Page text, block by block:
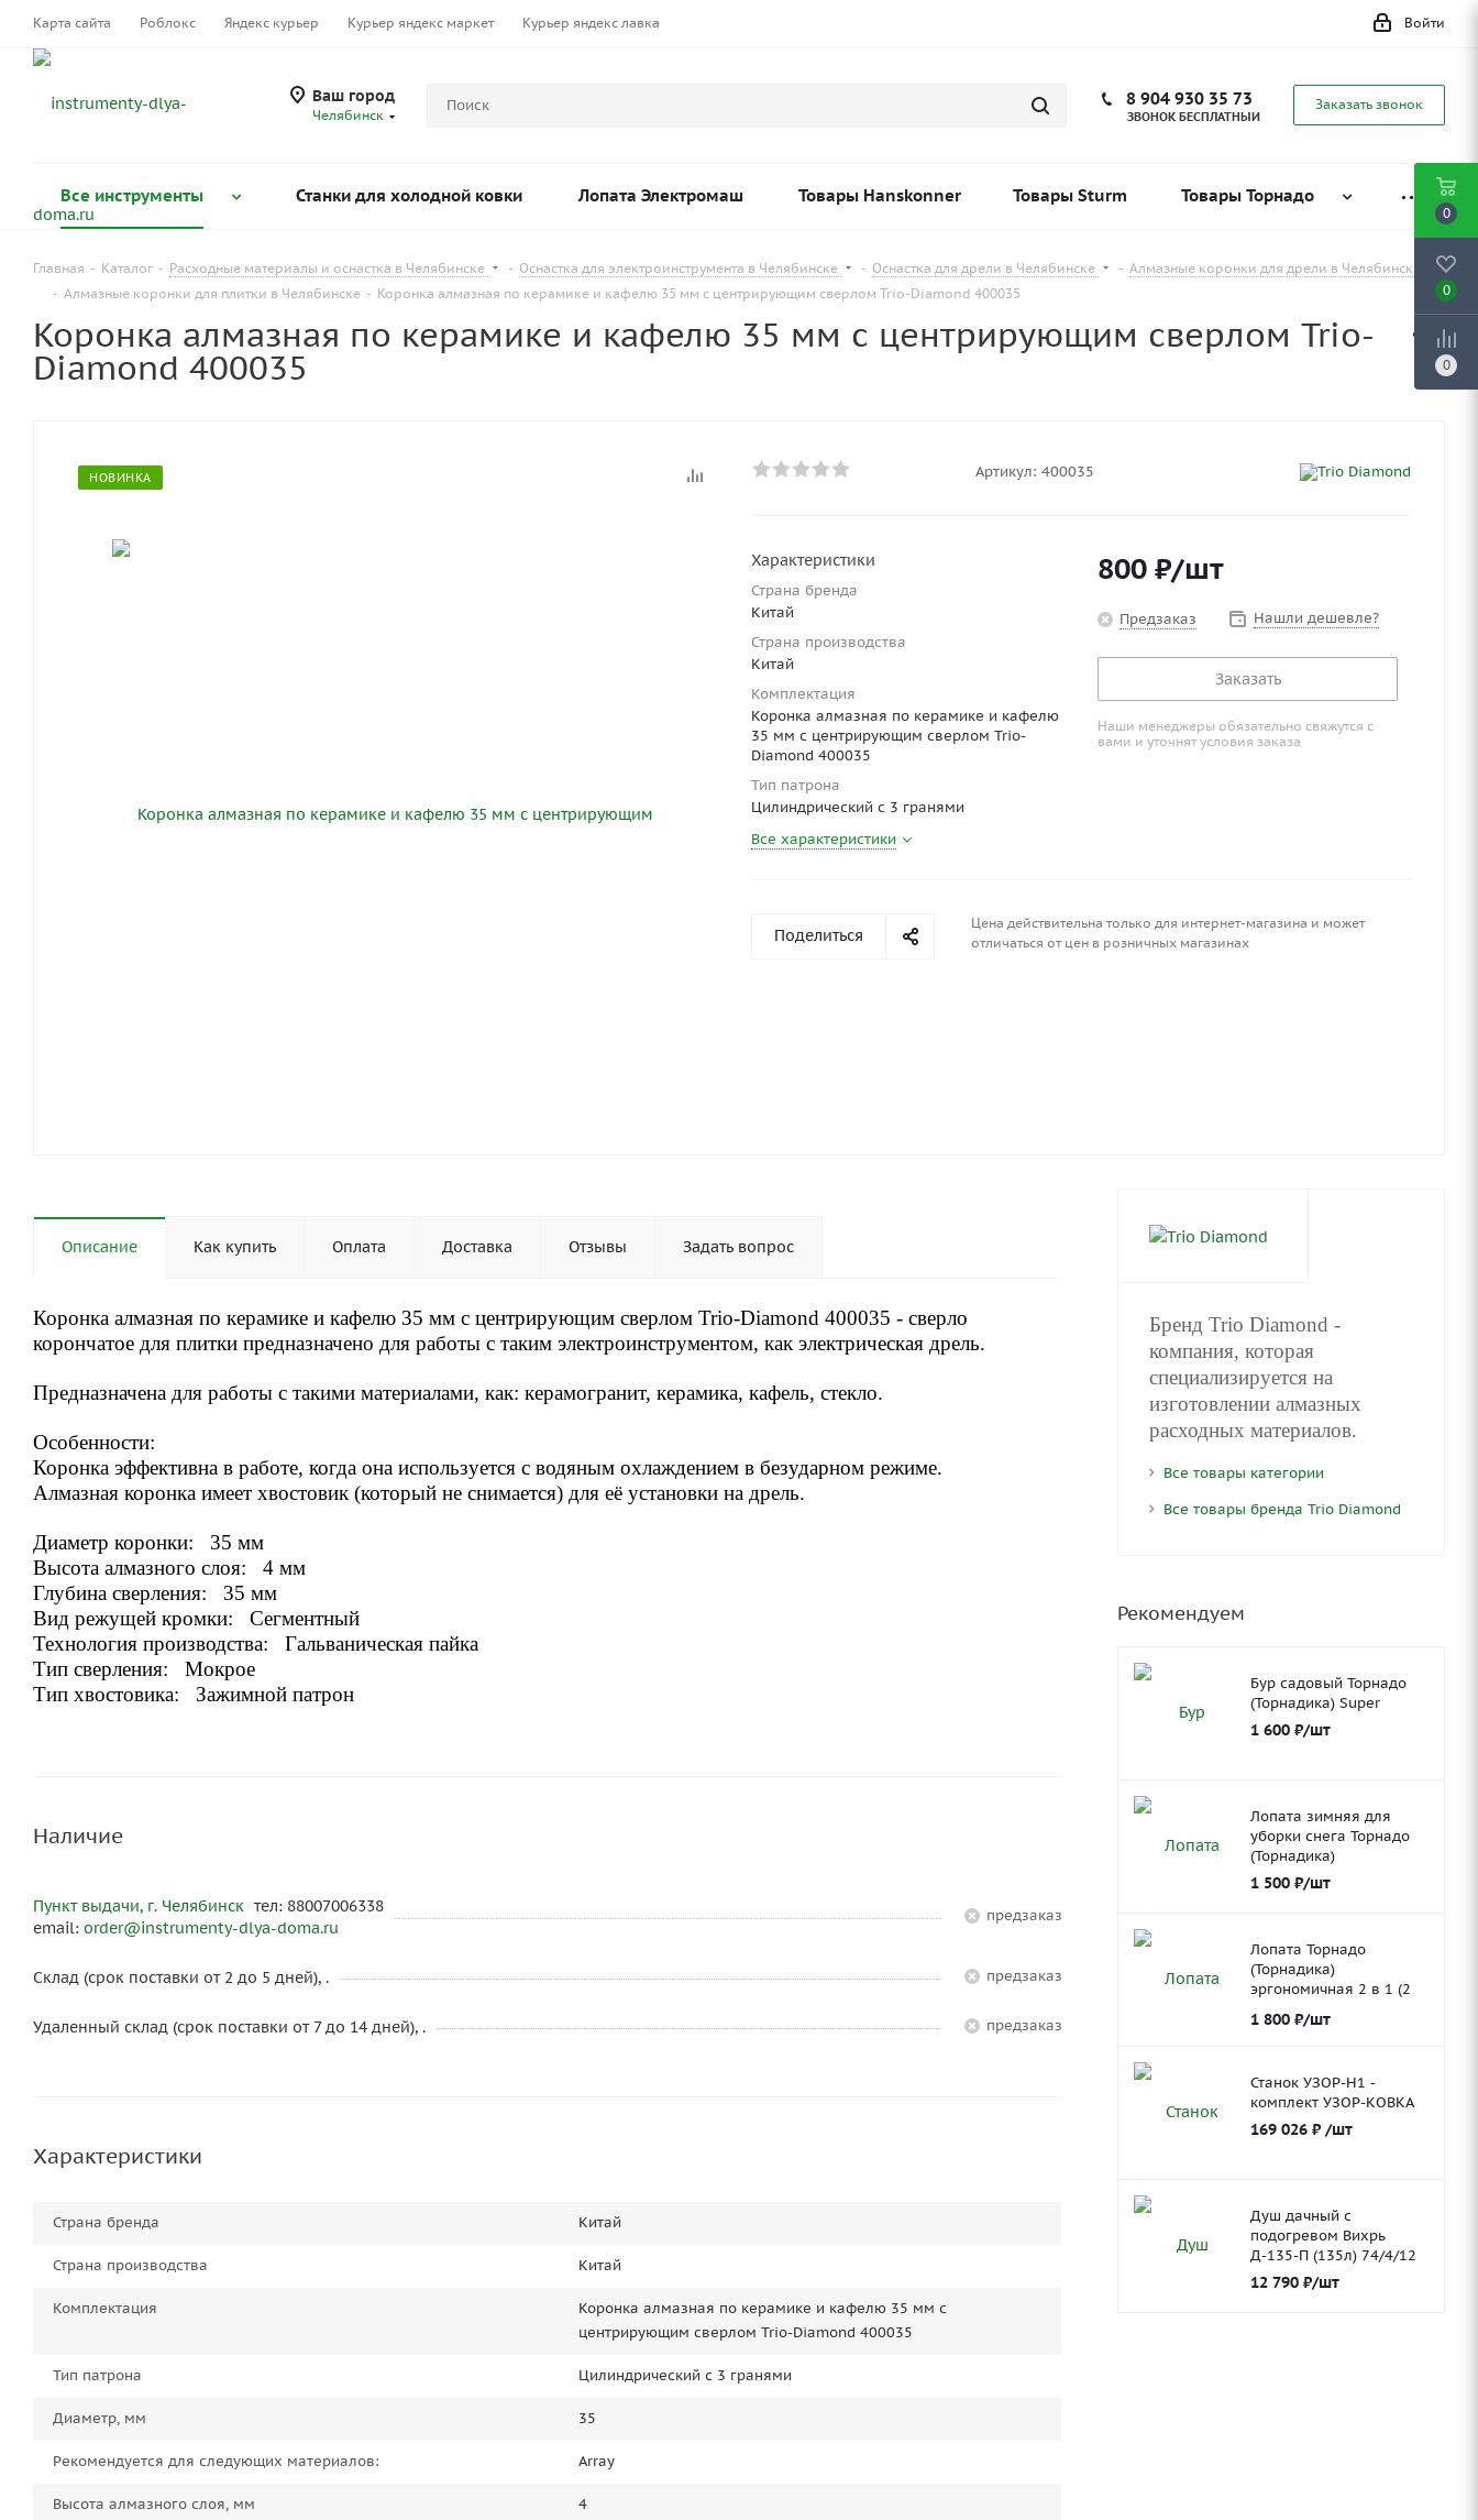
Карта сайта Роблокс Яндекс курьер Курьер яндекс маркет Курьер яндекс лавка Войти
Ваш город
Челябинск
8 904 930 35 73
ЗВОНОК БЕСПЛАТНЫЙ
Заказать звонок
Все инструменты Станки для холодной ковки Лопата Электромаш Товары Hanskonner Товары Sturm Товары Торнадо
Главная - Каталог - Расходные материалы и оснастка в Челябинске - Оснастка для электроинструмента в Челябинске - Оснастка для дрели в Челябинске - Алмазные коронки для дрели в Челябинске
- Алмазные коронки для плитки в Челябинске - Коронка алмазная по керамике и кафелю 35 мм с центрирующим сверлом Trio-Diamond 400035
Коронка алмазная по керамике и кафелю 35 мм с центрирующим сверлом Trio-
Diamond 400035
НОВИНКА Артикул: 400035
Характеристики
Страна бренда
Китай
Страна производства
Китай
Комплектация
Коронка алмазная по керамике и кафелю
35 мм с центрирующим сверлом Trio-
Diamond 400035
Тип патрона
Цилиндрический c 3 гранями
Все характеристики
800 ₽/шт
Предзаказ Нашли дешевле?
Заказать
Наши менеджеры обязательно свяжутся с
вами и уточнят условия заказа
Поделиться
Цена действительна только для интернет-магазина и может
отличаться от цен в розничных магазинах
Описание Как купить Оплата Доставка Отзывы Задать вопрос
Коронка алмазная по керамике и кафелю 35 мм с центрирующим сверлом Trio-Diamond 400035 - сверло
корончатое для плитки предназначено для работы с таким электроинструментом, как электрическая дрель.
Предназначена для работы с такими материалами, как: керамогранит, керамика, кафель, стекло.
Особенности:
Коронка эффективна в работе, когда она используется с водяным охлаждением в безударном режиме.
Алмазная коронка имеет хвостовик (который не снимается) для её установки на дрель.
Диаметр коронки: 35 мм
Высота алмазного слоя: 4 мм
Глубина сверления: 35 мм
Вид режущей кромки: Сегментный
Технология производства: Гальваническая пайка
Тип сверления: Мокрое
Тип хвостовика: Зажимной патрон
Наличие
Пункт выдачи, г. Челябинск тел: 88007006338
email: order@instrumenty-dlya-doma.ru
Предзаказ
Склад (срок поставки от 2 до 5 дней), . Предзаказ
Удаленный склад (срок поставки от 7 до 14 дней), . Предзаказ
Характеристики
Страна бренда Китай
Страна производства Китай
Комплектация
Коронка алмазная по керамике и кафелю 35 мм с
центрирующим сверлом Trio-Diamond 400035
Тип патрона Цилиндрический c 3 гранями
Диаметр, мм 35
Рекомендуется для следующих материалов: Array
Высота алмазного слоя, мм 4
Бренд Trio Diamond -
компания, которая
специализируется на
изготовлении алмазных
расходных материалов.
Все товары категории
Все товары бренда Trio Diamond
Рекомендуем
Бур садовый Торнадо
(Торнадика) Super
1 600₽/шт
Лопата зимняя для
уборки снега Торнадо
(Торнадика)
1 500₽/шт
Лопата Торнадо
(Торнадика)
эргономичная 2 в 1 (2
1 800₽/шт
Станок УЗОР-Н1 -
комплект УЗОР-КОВКА
169 026₽ /шт
Душ дачный с
подогревом Вихрь
Д-135-П (135л) 74/4/12
12 790₽/шт
0
0
0